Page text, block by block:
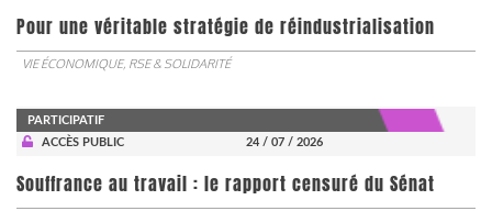
Pour une véritable stratégie de réindustrialisation
VIE ÉCONOMIQUE, RSE & SOLIDARITÉ
PARTICIPATIF
ACCÈS PUBLIC
24 / 07 / 2026
Souffrance au travail : le rapport censuré du Sénat